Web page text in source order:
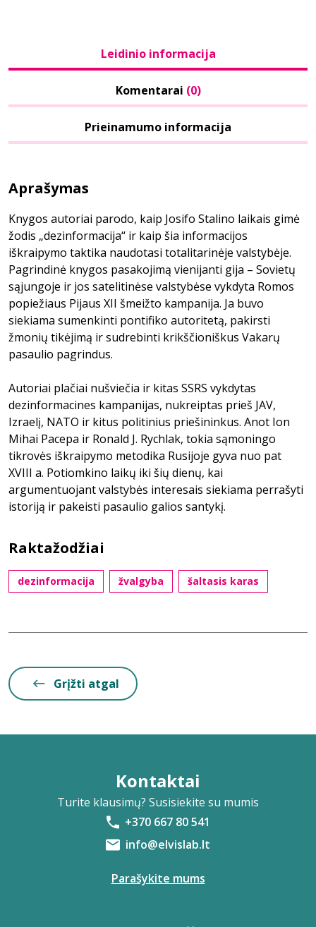
Leidinio informacija
Komentarai (0)
Prieinamumo informacija
Aprašymas
Knygos autoriai parodo, kaip Josifo Stalino laikais gimė
žodis „dezinformacija“ ir kaip šia informacijos
iškraipymo taktika naudotasi totalitarinėje valstybėje.
Pagrindinė knygos pasakojimą vienijanti gija – Sovietų
sąjungoje ir jos satelitinėse valstybėse vykdyta Romos
popiežiaus Pijaus XII šmeižto kampanija. Ja buvo
siekiama sumenkinti pontifiko autoritetą, pakirsti
žmonių tikėjimą ir sudrebinti krikščioniškus Vakarų
pasaulio pagrindus.
Autoriai plačiai nušviečia ir kitas SSRS vykdytas
dezinformacines kampanijas, nukreiptas prieš JAV,
Izraelį, NATO ir kitus politinius priešininkus. Anot Ion
Mihai Pacepa ir Ronald J. Rychlak, tokia sąmoningo
tikrovės iškraipymo metodika Rusijoje gyva nuo pat
XVIII a. Potiomkino laikų iki šių dienų, kai
argumentuojant valstybės interesais siekiama perrašyti
istoriją ir pakeisti pasaulio galios santykį.
Raktažodžiai
dezinformacija žvalgyba šaltasis karas
Grįžti atgal
Kontaktai
Turite klausimų? Susisiekite su mumis
+370 667 80 541
info@elvislab.lt
Parašykite mums